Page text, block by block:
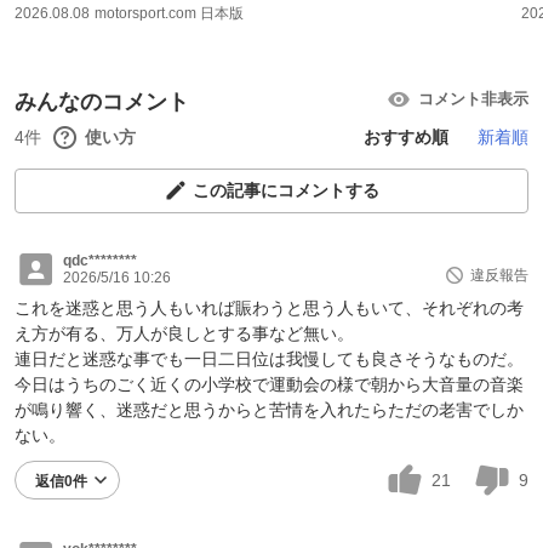
2026.08.08 motorsport.com 日本版
みんなのコメント コメント非表示
4件 使い方 おすすめ順 新着順
この記事にコメントする
qdc********
2026/5/16 10:26
違反報告
これを迷惑と思う人もいれば賑わうと思う人もいて、それぞれの考
え方が有る、万人が良しとする事など無い。
連日だと迷惑な事でも一日二日位は我慢しても良さそうなものだ。
今日はうちのごく近くの小学校で運動会の様で朝から大音量の音楽
が鳴り響く、迷惑だと思うからと苦情を入れたらただの老害でしか
ない。
返信0件 21 9